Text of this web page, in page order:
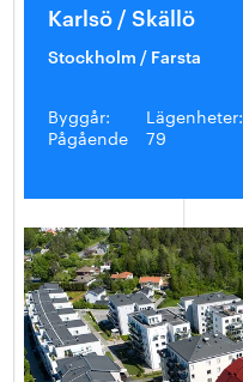
Karlsö / Skällö
Stockholm / Farsta
Byggår:
Pågående
Lägenheter:
79